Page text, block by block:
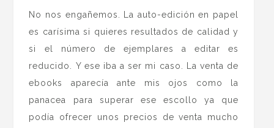
No nos engañemos. La auto-edición en papel
es carísima si quieres resultados de calidad y
si el número de ejemplares a editar es
reducido. Y ese iba a ser mi caso. La venta de
ebooks aparecía ante mis ojos como la
panacea para superar ese escollo ya que
podía ofrecer unos precios de venta mucho